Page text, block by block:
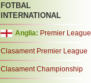
FOTBAL
INTERNATIONAL
Anglia: Premier League
Clasament Premier League
Clasament Championship